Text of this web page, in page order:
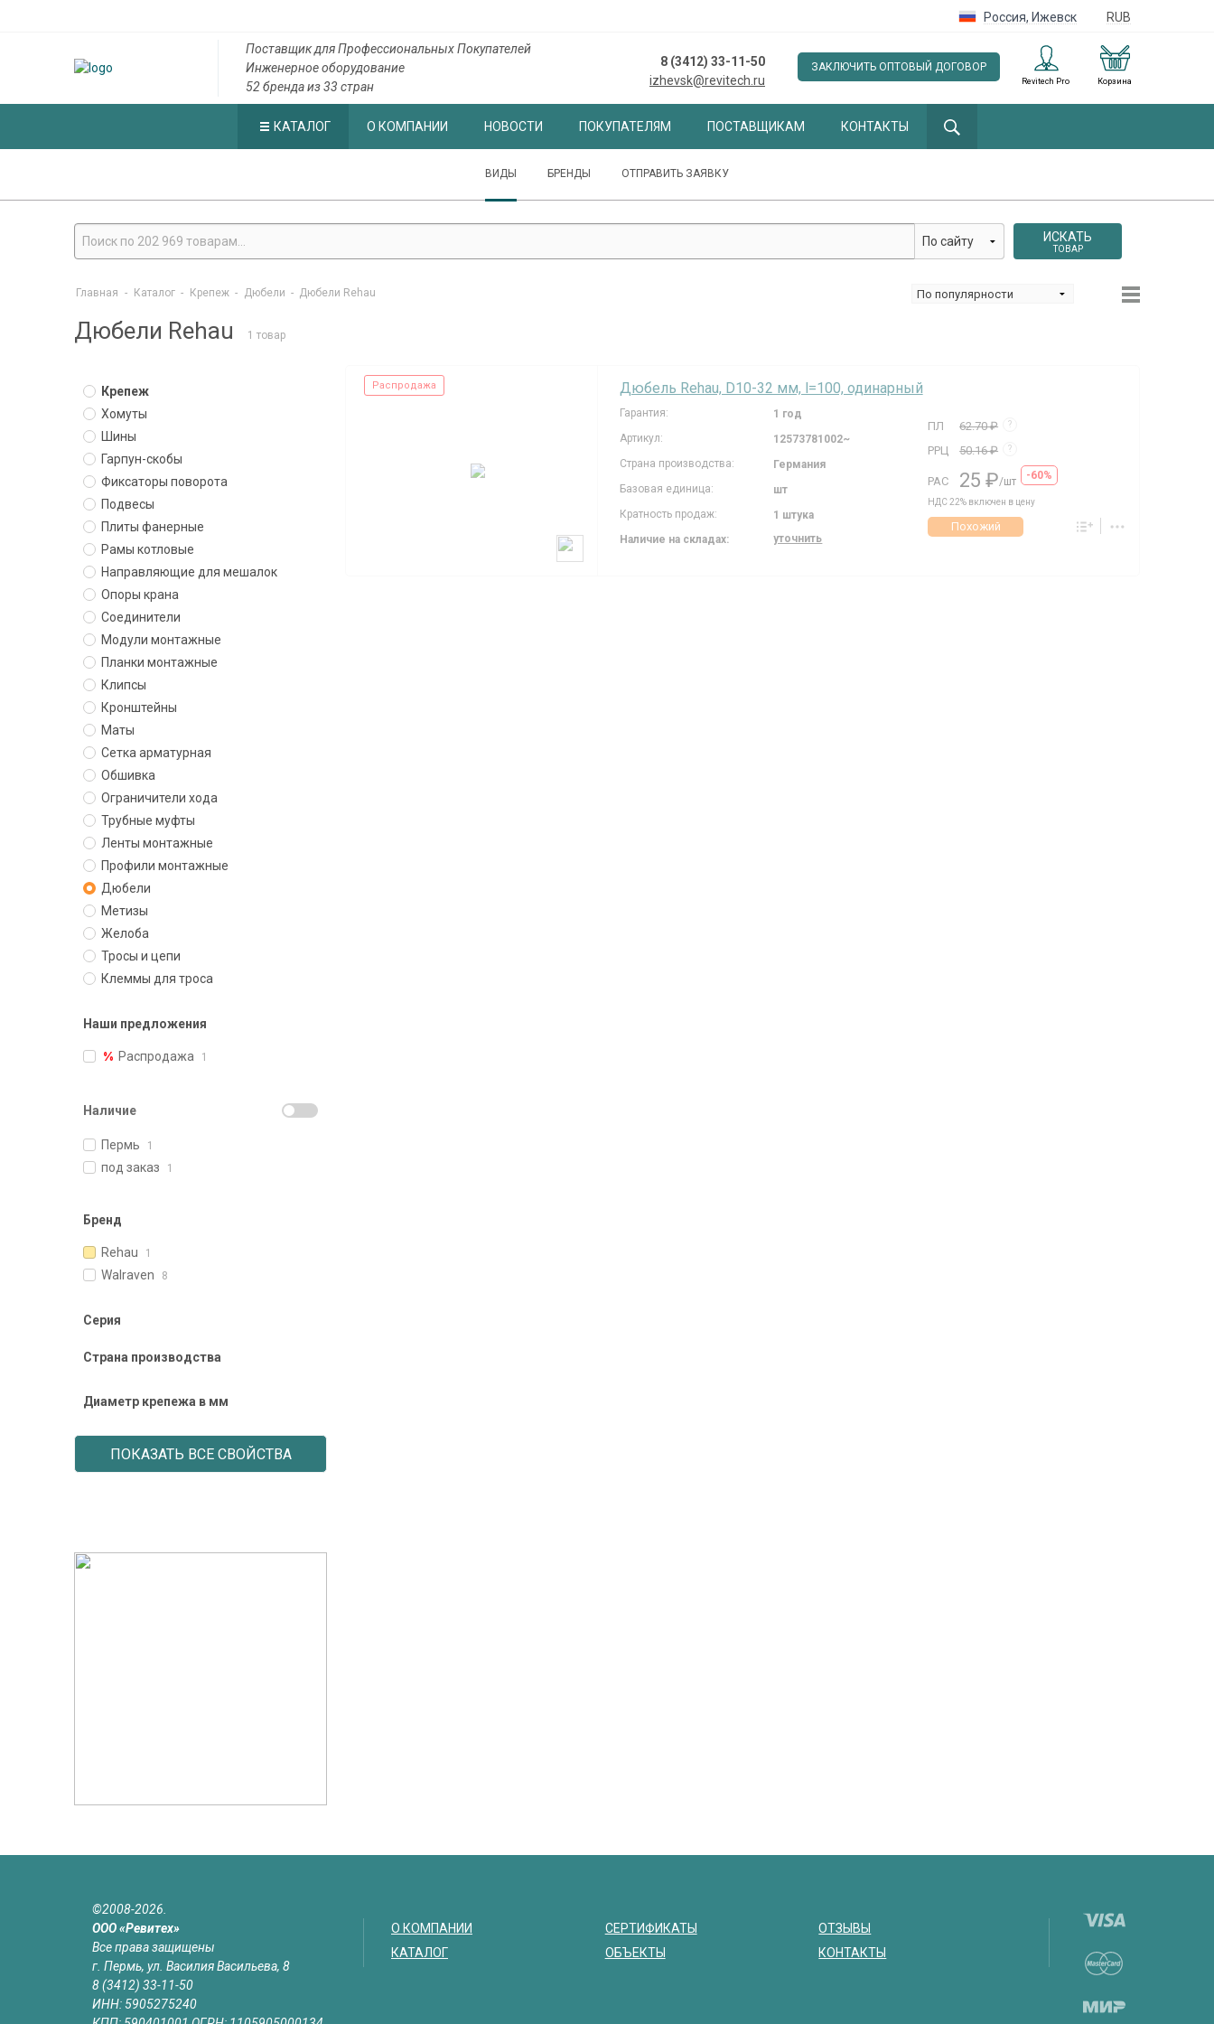
Россия, Ижевск RUB
Корзина
Revitech Pro
ЗАКЛЮЧИТЬ ОПТОВЫЙ ДОГОВОР
8 (3412) 33-11-50
izhevsk@revitech.ru
Поставщик для Профессиональных Покупателей
Инженерное оборудование
52 бренда из 33 стран
КАТАЛОГ О КОМПАНИИ НОВОСТИ ПОКУПАТЕЛЯМ ПОСТАВЩИКАМ КОНТАКТЫ
ВИДЫ БРЕНДЫ ОТПРАВИТЬ ЗАЯВКУ
ИСКАТЬ
ТОВАР
Главная - Каталог - Крепеж - Дюбели - Дюбели Rehau
Дюбели Rehau 1 товар
Крепеж
Хомуты
Шины
Гарпун-скобы
Фиксаторы поворота
Подвесы
Плиты фанерные
Рамы котловые
Направляющие для мешалок
Опоры крана
Соединители
Модули монтажные
Планки монтажные
Клипсы
Кронштейны
Маты
Сетка арматурная
Обшивка
Ограничители хода
Трубные муфты
Ленты монтажные
Профили монтажные
Дюбели
Метизы
Желоба
Тросы и цепи
Клеммы для троса
Наши предложения
Распродажа 1
Наличие
Пермь 1
под заказ 1
Бренд
Rehau 1
Walraven 8
Серия
Страна производства
Диаметр крепежа в мм
ПОКАЗАТЬ ВСЕ СВОЙСТВА
Распродажа Дюбель Rehau, D10-32 мм, l=100, одинарный
Гарантия:
1 год
Артикул:
12573781002~
Страна производства:
Германия
Базовая единица:
шт
Кратность продаж:
1 штука
Наличие на складах:
уточнить
ПЛ 62.70 ₽ ?
РРЦ 50.16 ₽ ?
РАС 25 ₽/шт -60%
НДС 22% включен в цену
Похожий
©2008-2026.
ООО «Ревитех»
Все права защищены
г. Пермь, ул. Василия Васильева, 8
8 (3412) 33-11-50
ИНН: 5905275240
О КОМПАНИИ
КАТАЛОГ
СЕРТИФИКАТЫ
ОБЪЕКТЫ
ОТЗЫВЫ
КОНТАКТЫ